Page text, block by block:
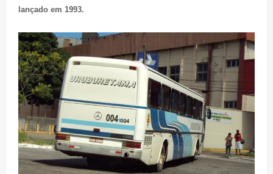
lançado em 1993.